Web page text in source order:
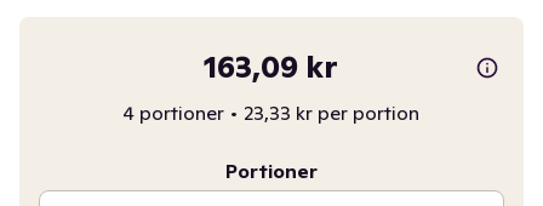
163,09 kr
4 portioner • 23,33 kr per portion
Portioner